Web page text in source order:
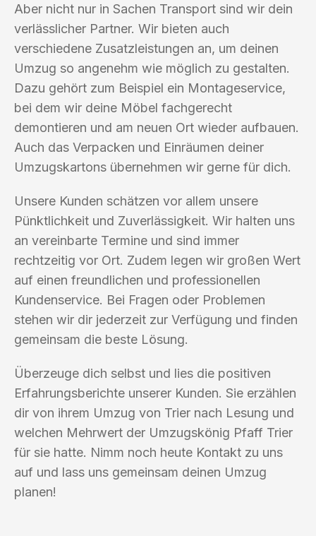
Aber nicht nur in Sachen Transport sind wir dein
verlässlicher Partner. Wir bieten auch
verschiedene Zusatzleistungen an, um deinen
Umzug so angenehm wie möglich zu gestalten.
Dazu gehört zum Beispiel ein Montageservice,
bei dem wir deine Möbel fachgerecht
demontieren und am neuen Ort wieder aufbauen.
Auch das Verpacken und Einräumen deiner
Umzugskartons übernehmen wir gerne für dich.
Unsere Kunden schätzen vor allem unsere
Pünktlichkeit und Zuverlässigkeit. Wir halten uns
an vereinbarte Termine und sind immer
rechtzeitig vor Ort. Zudem legen wir großen Wert
auf einen freundlichen und professionellen
Kundenservice. Bei Fragen oder Problemen
stehen wir dir jederzeit zur Verfügung und finden
gemeinsam die beste Lösung.
Überzeuge dich selbst und lies die positiven
Erfahrungsberichte unserer Kunden. Sie erzählen
dir von ihrem Umzug von Trier nach Lesung und
welchen Mehrwert der Umzugskönig Pfaff Trier
für sie hatte. Nimm noch heute Kontakt zu uns
auf und lass uns gemeinsam deinen Umzug
planen!